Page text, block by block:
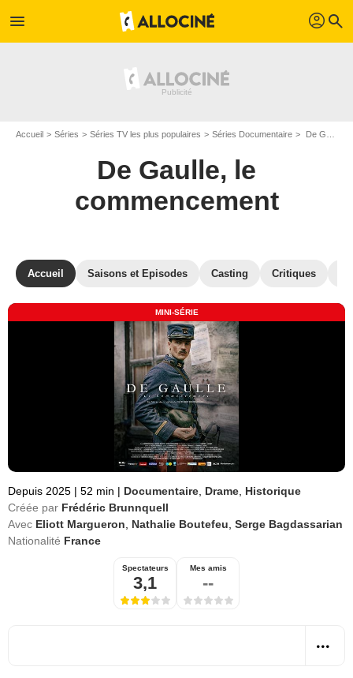
menu profil search
Accueil Séries Séries TV les plus populaires Séries Documentaire De Gaulle, le commencement
De Gaulle, le
commencement
Accueil Saisons et Episodes Casting Critiques
MINI-SÉRIE
Depuis 2025 | 52 min | Documentaire Drame Historique
Créée par Frédéric Brunnquell
Avec Eliott Margueron Nathalie Boutefeu Serge Bagdassarian
Nationalité France
Spectateurs
3,1
Mes amis
--